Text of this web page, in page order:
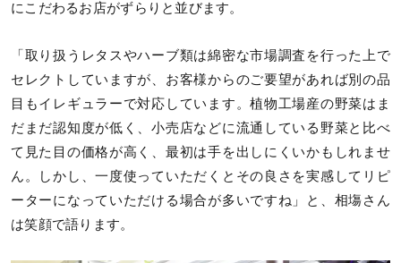
にこだわるお店がずらりと並びます。
「取り扱うレタスやハーブ類は綿密な市場調査を行った上で
セレクトしていますが、お客様からのご要望があれば別の品
目もイレギュラーで対応しています。植物工場産の野菜はま
だまだ認知度が低く、小売店などに流通している野菜と比べ
て見た目の価格が高く、最初は手を出しにくいかもしれませ
ん。しかし、一度使っていただくとその良さを実感してリピ
ーターになっていただける場合が多いですね」と、相塲さん
は笑顔で語ります。